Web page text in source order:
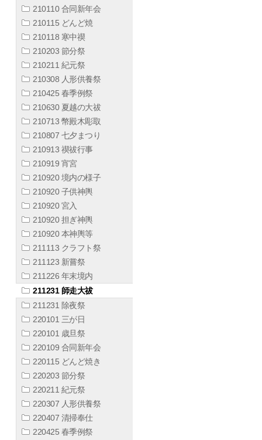
210110 合同新年会
210115 どんど焼
210118 寒中禊
210203 節分祭
210211 紀元祭
210308 人形供養祭
210425 春季例祭
210630 夏越の大祓
210713 幣殿木彫取
210807 七夕まつり
210913 禊祓行事
210919 宵宮
210920 境内の様子
210920 子供神輿
210920 宮入
210920 担ぎ神輿
210920 本神輿等
211113 クラフト祭
211123 新嘗祭
211226 年末境内
211231 師走大祓
211231 除夜祭
220101 三が日
220101 歳旦祭
220109 合同新年会
220115 どんど焼き
220203 節分祭
220211 紀元祭
220307 人形供養祭
220407 清掃奉仕
220425 春季例祭